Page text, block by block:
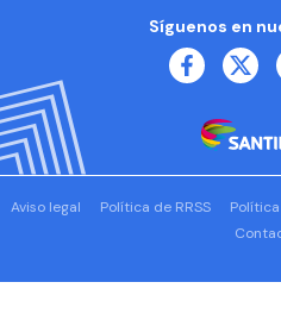
Síguenos en
Aviso legal Política de RRSS